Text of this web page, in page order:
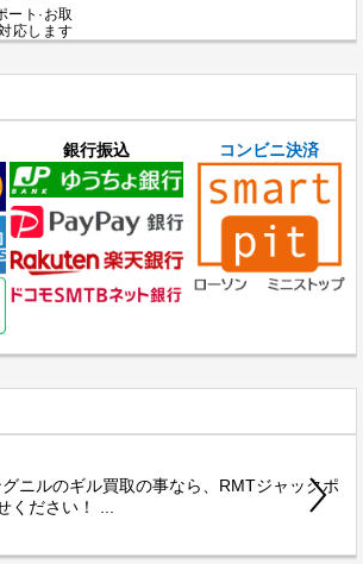
ート·お取
応します
銀行振込 コンビニ決済
ニルのギル買取の事なら、RMTジャックポ
ください！ ...